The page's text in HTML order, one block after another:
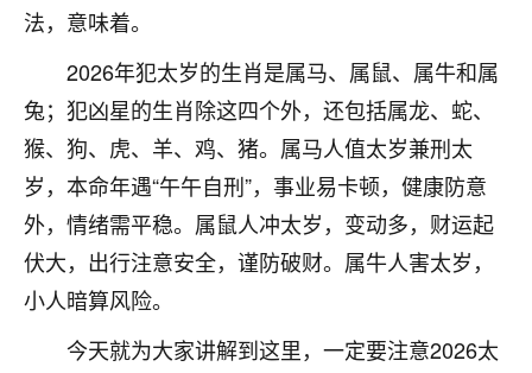
法，意味着。
2026年犯太岁的生肖是属马、属鼠、属牛和属
兔；犯凶星的生肖除这四个外，还包括属龙、蛇、
猴、狗、虎、羊、鸡、猪。属马人值太岁兼刑太
岁，本命年遇“午午自刑”，事业易卡顿，健康防意
外，情绪需平稳。属鼠人冲太岁，变动多，财运起
伏大，出行注意安全，谨防破财。属牛人害太岁，
小人暗算风险。
今天就为大家讲解到这里，一定要注意2026太
优秀的张同学
老师收徒吗？？我对这些很感兴趣
2天前 来自山西 15